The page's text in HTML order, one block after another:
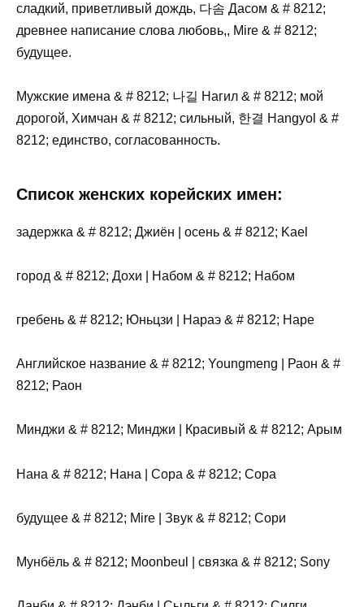
сладкий, приветливый дождь, 다솜 Дасом & # 8212;
древнее написание слова любовь,, Mire & # 8212;
будущее.
Мужские имена & # 8212; 나길 Нагил & # 8212; мой
дорогой, Химчан & # 8212; сильный, 한결 Hangyol & #
8212; единство, согласованность.
Список женских корейских имен:
задержка & # 8212; Джиён | осень & # 8212; Kael
город & # 8212; Дохи | Набом & # 8212; Набом
гребень & # 8212; Юньцзи | Нараэ & # 8212; Наре
Английское название & # 8212; Youngmeng | Раон & #
8212; Раон
Минджи & # 8212; Минджи | Красивый & # 8212; Арым
Нана & # 8212; Нана | Сора & # 8212; Сора
будущее & # 8212; Mire | Звук & # 8212; Сори
Мунбёль & # 8212; Moonbeul | связка & # 8212; Sony